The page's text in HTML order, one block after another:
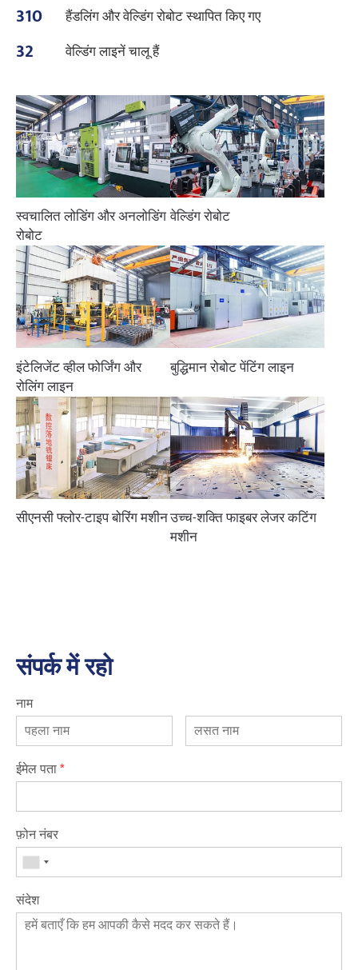
310 हैंडलिंग और वेल्डिंग रोबोट स्थापित किए गए
32 वेल्डिंग लाइनें चालू हैं
स्वचालित लोडिंग और अनलोडिंग
रोबोट
वेल्डिंग रोबोट
इंटेलिजेंट व्हील फोर्जिंग और
रोलिंग लाइन
बुद्धिमान रोबोट पेंटिंग लाइन
सीएनसी फ्लोर-टाइप बोरिंग मशीनउच्च-शक्ति फाइबर लेजर कटिंग
मशीन
संपर्क में रहो
नाम
ईमेल पता*
फ़ोन नंबर
संदेश